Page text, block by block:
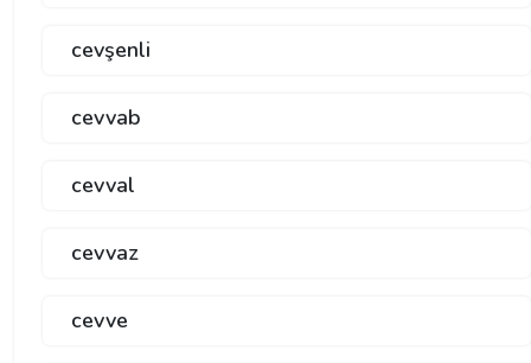
cevşenli
cevvab
cevval
cevvaz
cevve